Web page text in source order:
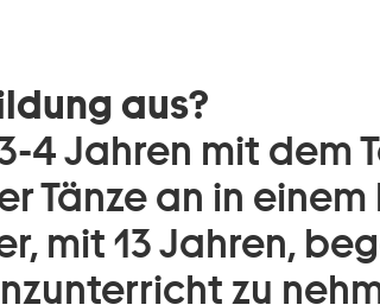
aus?
4 Jahren mit dem
Tänze an in einem
mit 13 Jahren,
zu